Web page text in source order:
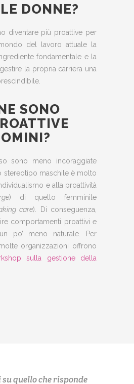
DONNE?
diventare più proattive per
del lavoro attuale la
fondamentale e la
la propria carriera una
SONO
sono meno incoraggiate
stereotipo maschile è molto
e alla proattività
) di quello femminile
care). Di conseguenza,
comportamenti proattivi e
po’ meno naturale. Per
organizzazioni offrono
sulla gestione della
su quello che risponde